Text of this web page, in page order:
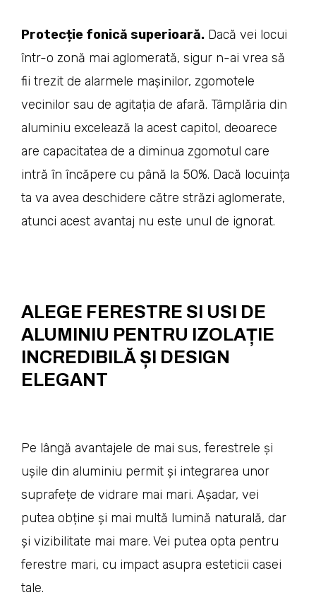
Protecție fonică superioară. Dacă vei locui
într-o zonă mai aglomerată, sigur n-ai vrea să
fii trezit de alarmele mașinilor, zgomotele
vecinilor sau de agitația de afară. Tâmplăria din
aluminiu excelează la acest capitol, deoarece
are capacitatea de a diminua zgomotul care
intră în încăpere cu până la 50%. Dacă locuința
ta va avea deschidere către străzi aglomerate,
atunci acest avantaj nu este unul de ignorat.
ALEGE FERESTRE SI USI DE
ALUMINIU PENTRU IZOLAȚIE
INCREDIBILĂ ȘI DESIGN
ELEGANT
Pe lângă avantajele de mai sus, ferestrele și
ușile din aluminiu permit și integrarea unor
suprafețe de vidrare mai mari. Așadar, vei
putea obține și mai multă lumină naturală, dar
și vizibilitate mai mare. Vei putea opta pentru
ferestre mari, cu impact asupra esteticii casei
tale.